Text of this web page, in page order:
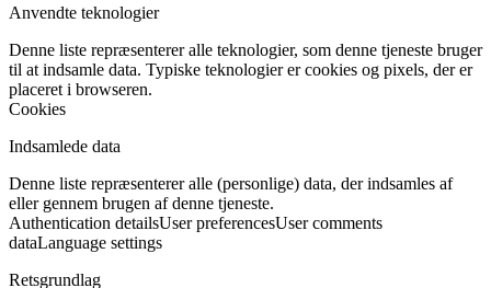
Anvendte teknologier
Denne liste repræsenterer alle teknologier, som denne tjeneste bruger
til at indsamle data. Typiske teknologier er cookies og pixels, der er
placeret i browseren.
Cookies
Indsamlede data
Denne liste repræsenterer alle (personlige) data, der indsamles af
eller gennem brugen af denne tjeneste.
Authentication detailsUser preferencesUser comments
dataLanguage settings
Retsgrundlag